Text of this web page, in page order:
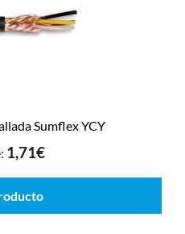
Sumflex YCY
1,71€